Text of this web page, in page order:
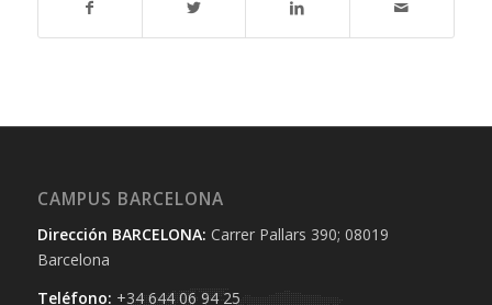
CAMPUS BARCELONA
Dirección BARCELONA: Carrer Pallars 390; 08019
Barcelona
Teléfono: +34 644 06 94 25‬